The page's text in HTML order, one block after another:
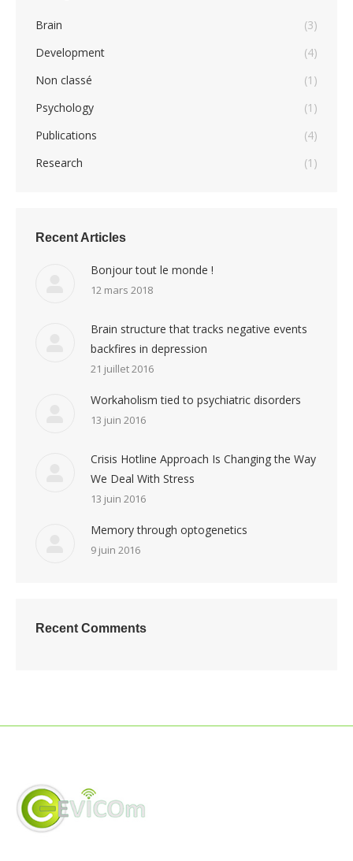
Brain
(3)
Development
(4)
Non classé
(1)
Psychology
(1)
Publications
(4)
Research
(1)
Recent Articles
Bonjour tout le monde !
12 mars 2018
Brain structure that tracks negative events
backfires in depression
21 juillet 2016
Workaholism tied to psychiatric disorders
13 juin 2016
Crisis Hotline Approach Is Changing the Way
We Deal With Stress
13 juin 2016
Memory through optogenetics
9 juin 2016
Recent Comments